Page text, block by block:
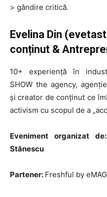
> gândire critică.
Evelina Din
conținut &
10+ experiență în
SHOW the agency,
și creator de conținut ce
activism cu scopul de a
Eveniment organizat
Stănescu
Partener: Freshful by eMAG